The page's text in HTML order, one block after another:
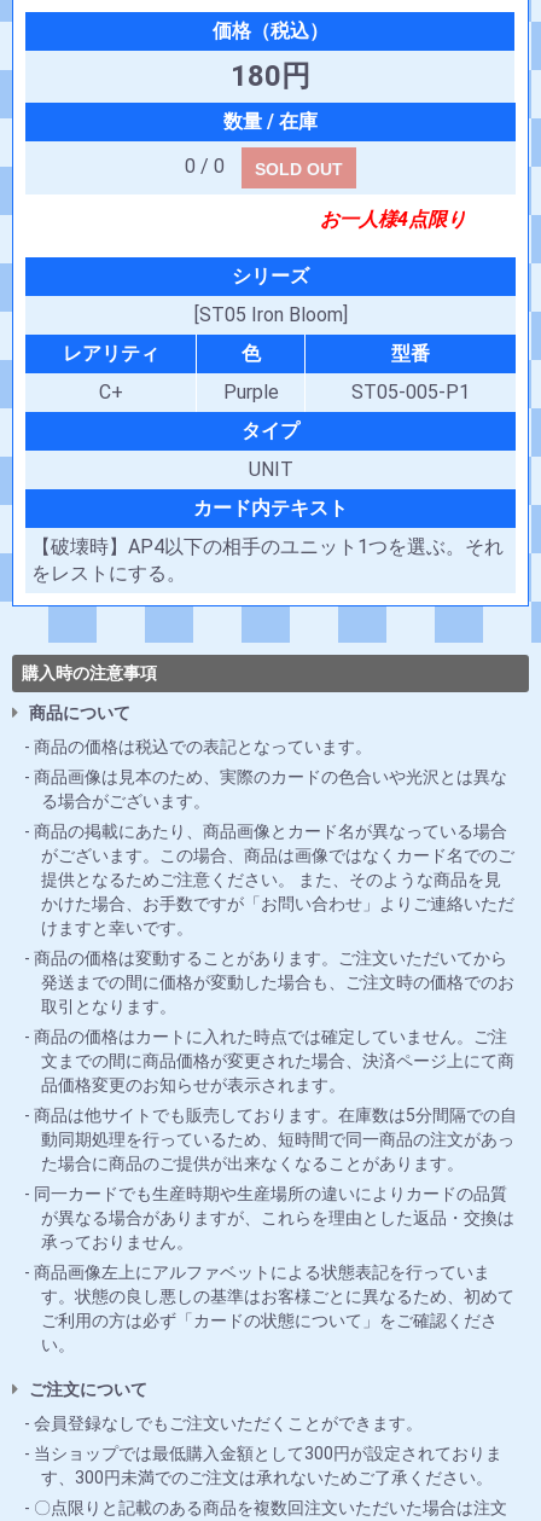
180円
0 / 0 SOLD OUT
お一人様4点限り
シリーズ
[ST05 Iron Bloom]
レアリティ
色
型番
C+
Purple
ST05-005-P1
タイプ
UNIT
カード内テキスト
【破壊時】AP4以下の相手のユニット1つを選ぶ。それ
をレストにする。
購入時の注意事項
商品について
商品の価格は税込での表記となっています。
商品画像は見本のため、実際のカードの色合いや光沢とは異な
る場合がございます。
商品の掲載にあたり、商品画像とカード名が異なっている場合
がございます。この場合、商品は画像ではなくカード名でのご
提供となるためご注意ください。 また、そのような商品を見
かけた場合、お手数ですが「お問い合わせ」よりご連絡いただ
けますと幸いです。
商品の価格は変動することがあります。ご注文いただいてから
発送までの間に価格が変動した場合も、ご注文時の価格でのお
取引となります。
商品の価格はカートに入れた時点では確定していません。ご注
文までの間に商品価格が変更された場合、決済ページ上にて商
品価格変更のお知らせが表示されます。
商品は他サイトでも販売しております。在庫数は5分間隔での自
動同期処理を行っているため、短時間で同一商品の注文があっ
た場合に商品のご提供が出来なくなることがあります。
同一カードでも生産時期や生産場所の違いによりカードの品質
が異なる場合がありますが、これらを理由とした返品・交換は
承っておりません。
商品画像左上にアルファベットによる状態表記を行っていま
す。状態の良し悪しの基準はお客様ごとに異なるため、初めて
ご利用の方は必ず「カードの状態について」をご確認くださ
い。
ご注文について
会員登録なしでもご注文いただくことができます。
当ショップでは最低購入金額として300円が設定されておりま
す、300円未満でのご注文は承れないためご了承ください。
〇点限りと記載のある商品を複数回注文いただいた場合は注文